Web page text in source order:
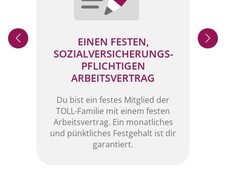
EINEN FESTEN,
SOZIALVERSICHERUNGS-
PFLICHTIGEN
ARBEITSVERTRAG
Du bist ein festes Mitglied der
TOLL-Familie mit einem festen
Arbeitsvertrag. Ein monatliches
und pünktliches Festgehalt ist dir
garantiert.